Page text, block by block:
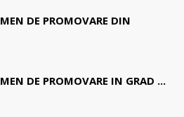
DE PROMOVARE DIN
DE PROMOVARE IN GRAD ...